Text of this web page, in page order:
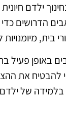
ילדם
הדרושים
בית,
באופן פעיל
להבטיח את
של ילדם,